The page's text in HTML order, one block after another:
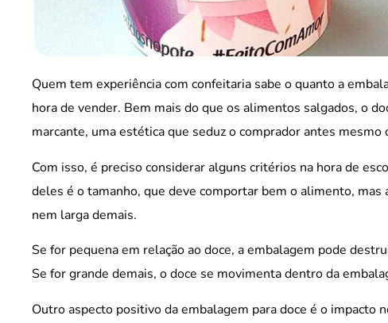
Quem tem experiência com confeitaria sabe o quanto a
hora de vender. Bem mais do que os alimentos salgados, o
marcante, uma estética que seduz o comprador antes mesmo
Com isso, é preciso considerar alguns critérios na hora de
deles é o tamanho, que deve comportar bem o alimento,
nem larga demais.
Se for pequena em relação ao doce, a embalagem pode
Se for grande demais, o doce se movimenta dentro da
Outro aspecto positivo da embalagem para doce é o impacto